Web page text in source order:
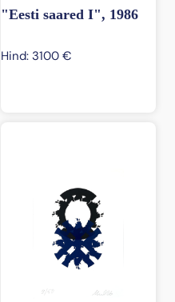
"Eesti saared I", 1986
Hind: 3100 €